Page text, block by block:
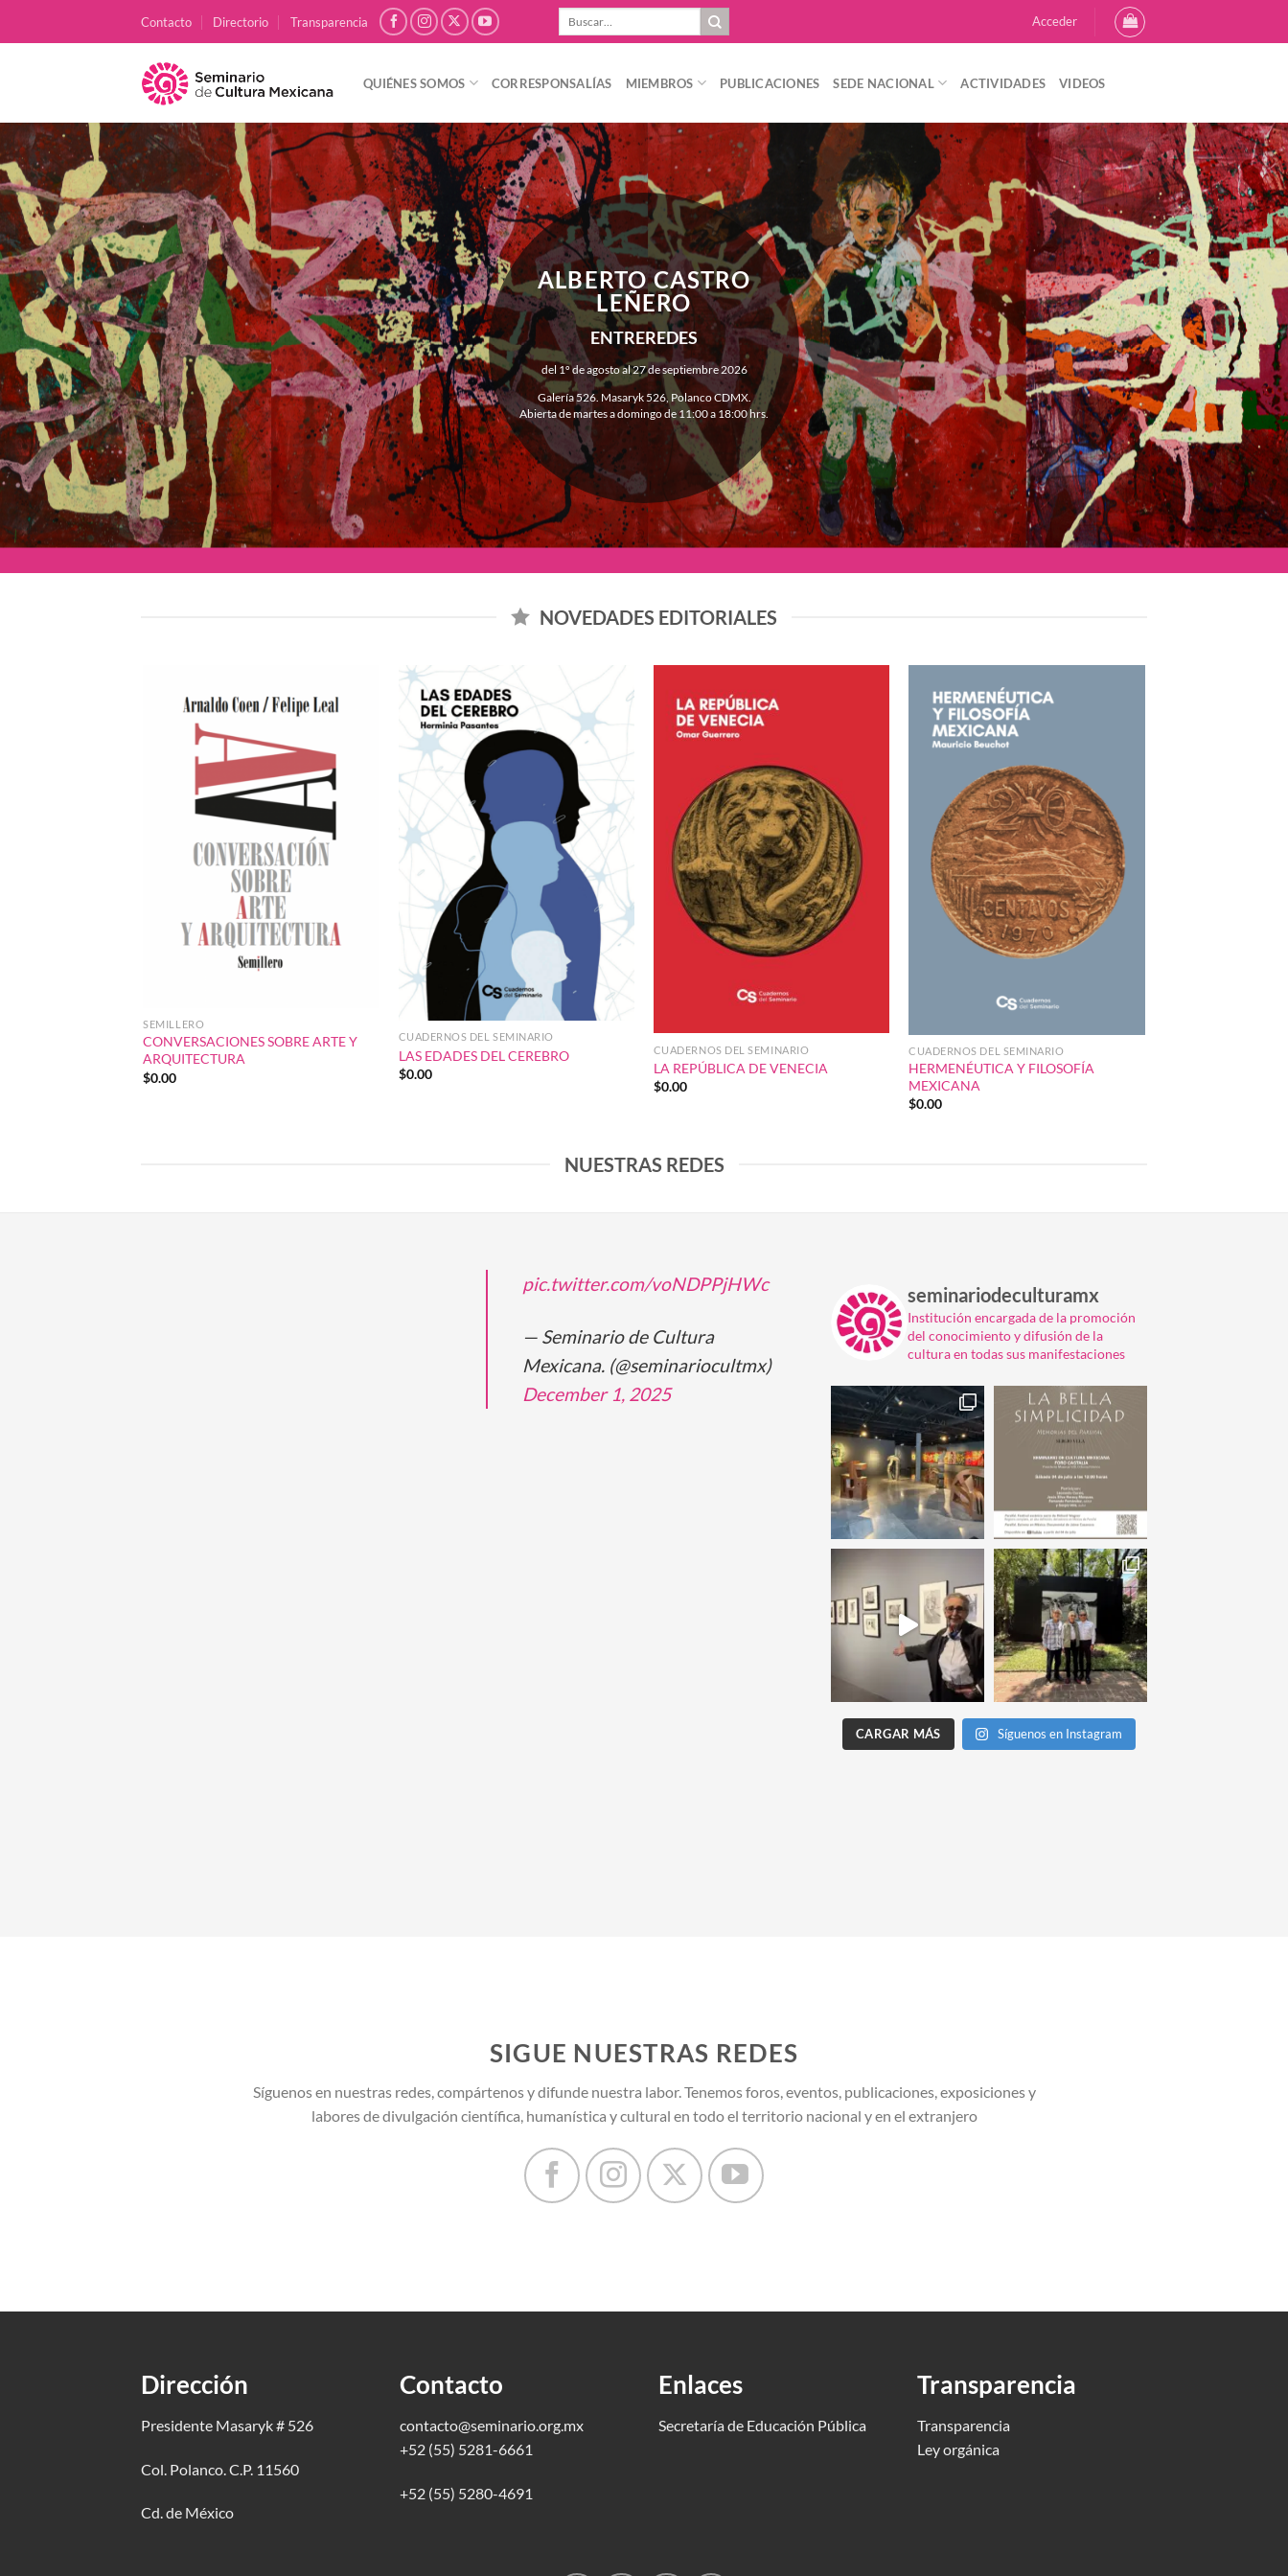
Contacto Directorio Transparencia Acceder
QUIÉNES SOMOS CORRESPONSALÍAS MIEMBROS PUBLICACIONES SEDE NACIONAL ACTIVIDADES VIDEOS
ALBERTO CASTRO
LEÑERO
ENTREREDES
del 1º de agosto al 27 de septiembre 2026
Galería 526. Masaryk 526, Polanco CDMX.
Abierta de martes a domingo de 11:00 a 18:00 hrs.
NOVEDADES EDITORIALES
SEMILLERO
CONVERSACIONES SOBRE ARTE Y
ARQUITECTURA
$0.00
CUADERNOS DEL SEMINARIO
LAS EDADES DEL CEREBRO
$0.00
CUADERNOS DEL SEMINARIO
LA REPÚBLICA DE VENECIA
$0.00
CUADERNOS DEL SEMINARIO
HERMENÉUTICA Y FILOSOFÍA
MEXICANA
$0.00
NUESTRAS REDES
pic.twitter.com/voNDPPjHWc
— Seminario de Cultura
Mexicana. (@seminariocultmx)
December 1, 2025
seminariodeculturamx
Institución encargada de la promoción
del conocimiento y difusión de la
cultura en todas sus manifestaciones
CARGAR MÁS Síguenos en Instagram
SIGUE NUESTRAS REDES
Síguenos en nuestras redes, compártenos y difunde nuestra labor. Tenemos foros, eventos, publicaciones, exposiciones y
labores de divulgación científica, humanística y cultural en todo el territorio nacional y en el extranjero
Dirección
Presidente Masaryk # 526
Col. Polanco. C.P. 11560
Cd. de México
Contacto
contacto@seminario.org.mx
+52 (55) 5281-6661
+52 (55) 5280-4691
Enlaces
Secretaría de Educación Pública
Transparencia
Transparencia
Ley orgánica